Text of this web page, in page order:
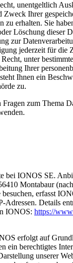
unentgeltlich
Ihrer
zu erhalten. Sie
Löschung dieser
zur
jederzeit für die
unter
Ihrer
Ihnen ein
zu.
zum Thema
bei IONOS SE.
Montabaur
erfasst
Details
IONOS: https://
erfolgt auf
ein berechtigtes
unserer